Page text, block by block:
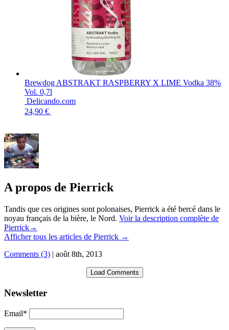
Brewdog ABSTRAKT RASPBERRY X LIME Vodka 38%
Vol. 0,7l
Delicando.com
24,90 €
A propos de Pierrick
Tandis que ces origines sont polonaises, Pierrick a été bercé dans le
noyau français de la bière, le Nord. Voir la description complète de
Pierrick→
Afficher tous les articles de Pierrick →
Comments (3) | août 8th, 2013
Load Comments
Newsletter
Email*